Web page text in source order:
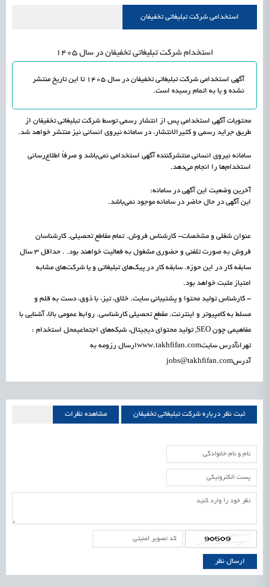
اشتغال و کارآفرینی رسیدن مجوز ایجاد «سندباکس» به نهادهای توسعه‌ای و صنفیاستخدامی شرکت تبلیغاتی تخفیفان
استخدام شرکت تبلیغاتی تخفیفان در سال 1405
آگهی استخدامی شرکت تبلیغاتی تخفیفان در سال 1405 تا این تاریخ منتشر
نشده و یا به اتمام رسیده است.
محتویات آگهی استخدامی پس از انتشار رسمی توسط شرکت تبلیغاتی تخفیفان از
طریق جراید رسمی و کثیرالانتشار، در سامانه نیروی انسانی نیز منتشر خواهد شد.
سامانه نیروی انسانی منتشرکننده آگهی استخدامی نمی‌باشد و صرفاً اطلاع‌رسانی
استخدام‌ها را انجام می‌دهد.
آخرین وضعیت این آگهی در سامانه:
این آگهی در حال حاضر در سامانه موجود نمی‌باشد.
عنوان شغلی و مشخصات- کارشناس فروش. تمام مقاطع تحصیلی. کارشناسان
فروش به صورت تلفنی و حضوری مشغول به فعالیت خواهند بود. . حداقل ۳ سال
سابقه کار در این حوزه. سابقه کار در پیک‌های تبلیغاتی و یا شرکت‌های مشابه
امتیاز مثبت خواهد بود.
- کارشناس تولید محتوا و پشتیبانی سایت. خلاق، تیز، با ذوق، دست به قلم و
مسلط به کامپیوتر و اینترنت. مقطع تحصیلی کارشناسی. روابط عمومی بالا، آشنایی با
مفاهیمی چون SEO, تولید محتوای دیجیتال، شبکه‌های اجتماعیمحل استخدام :
تهرانآدرس سایتwww.takhfifan.comارسال رزومه به
آدرسjobs@takhfifan.com
ثبت نظر درباره شرکت تبلیغاتی تخفیفان مشاهده نظراتشرکت تبلیغاتی تخفیفان